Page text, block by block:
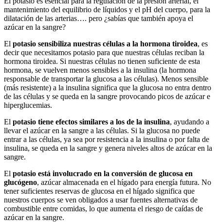
mantenimiento del equilibrio de líquidos y el pH del cuerpo, para la
dilatación de las arterias…. pero ¿sabías que también apoya el
azúcar en la sangre?
El potasio sensibiliza nuestras células a la hormona tiroidea, es
decir que necesitamos potasio para que nuestras células reciban la
hormona tiroidea. Si nuestras células no tienen suficiente de esta
hormona, se vuelven menos sensibles a la insulina (la hormona
responsable de transportar la glucosa a las células). Menos sensible
(más resistente) a la insulina significa que la glucosa no entra dentro
de las células y se queda en la sangre provocando picos de azúcar e
hiperglucemias.
El potasio tiene efectos similares a los de la insulina, ayudando a
llevar el azúcar en la sangre a las células. Si la glucosa no puede
entrar a las células, ya sea por resistencia a la insulina o por falta de
insulina, se queda en la sangre y genera niveles altos de azúcar en la
sangre.
El potasio está involucrado en la conversión de glucosa en
glucógeno, azúcar almacenada en el hígado para energía futura. No
tener suficientes reservas de glucosa en el hígado significa que
nuestros cuerpos se ven obligados a usar fuentes alternativas de
combustible entre comidas, lo que aumenta el riesgo de caídas de
azúcar en la sangre.